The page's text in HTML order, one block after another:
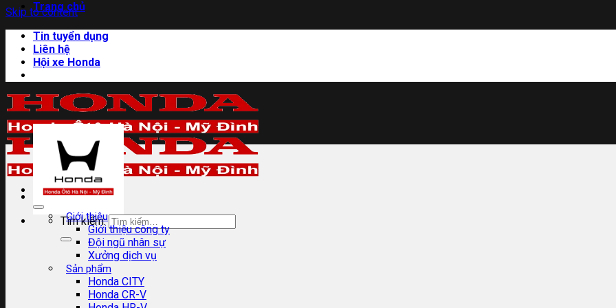
Skip to content
Trang chủ
Tin tuyển dụng
Liên hệ
Hội xe Honda
Tìm kiếm:
Giới thiệu
Giới thiệu công ty
Đội ngũ nhân sự
Xưởng dịch vụ
Sản phẩm
Honda CITY
Honda CR-V